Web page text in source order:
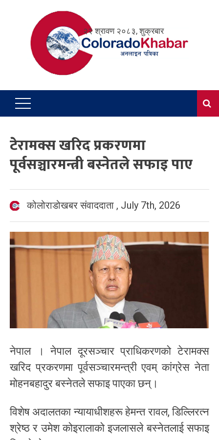
२२ श्रावण २०८३, शुक्रबार
टेरामक्स खरिद प्रकरणमा
पूर्वसञ्चारमन्त्री बस्नेतले सफाइ पाए
कोलोराडोखबर संवाददाता , July 7th, 2026
नेपाल । नेपाल दूरसञ्चार प्राधिकरणको टेरामक्स
खरिद प्रकरणमा पूर्वसञ्चारमन्त्री एवम् कांग्रेस नेता
मोहनबहादुर बस्नेतले सफाइ पाएका छन्।
विशेष अदालतका न्यायाधीशहरू हेमन्त रावल, डिल्लिरत्न
श्रेष्ठ र उमेश कोइरालाको इजलासले बस्नेतलाई सफाइ